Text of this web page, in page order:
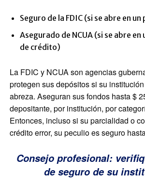
Seguro de la FDIC (si se abre en
Asegurado de NCUA (si se abre
de crédito)
La FDIC y NCUA son agencias
protegen sus depósitos si su
abreza. Aseguran sus fondos hasta $
depositante, por institución, por
Entonces, incluso si su parcialidad o
crédito error, su peculio es seguro
Consejo profesional:
de seguro de su